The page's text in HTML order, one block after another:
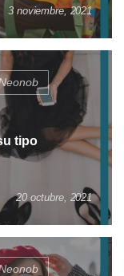
3 noviembre, 2021
tipo
20 octubre, 2021